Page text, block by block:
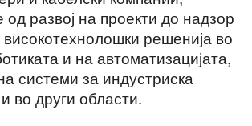
развој на проекти до надзор
решенија во
и на автоматизацијата,
системи за индустриска
во други области.